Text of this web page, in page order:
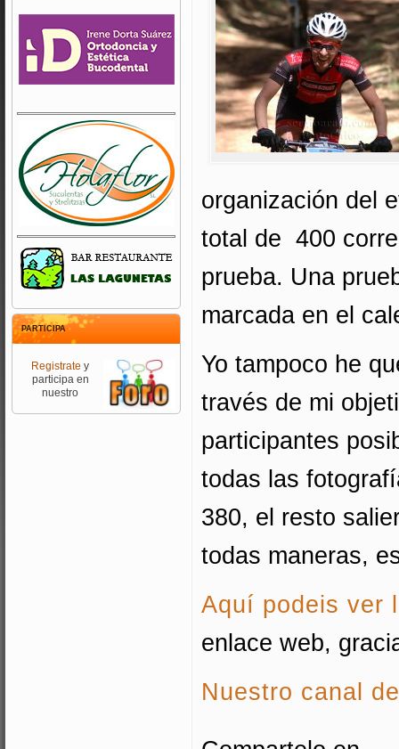
PARTICIPA
Registrate y
participa en
nuestro
organización del
total de 400
prueba. Una
marcada en el
Yo tampoco he
través de mi
participantes
todas las
380, el resto
todas maneras,
Aquí podeis ver
enlace web,
Nuestro canal